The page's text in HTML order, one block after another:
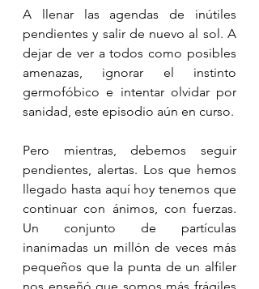
A llenar las agendas de inútiles
pendientes y salir de nuevo al sol. A
dejar de ver a todos como posibles
amenazas, ignorar el instinto
germofóbico e intentar olvidar por
sanidad, este episodio aún en curso.
Pero mientras, debemos seguir
pendientes, alertas. Los que hemos
llegado hasta aquí hoy tenemos que
continuar con ánimos, con fuerzas.
Un conjunto de partículas
inanimadas un millón de veces más
pequeños que la punta de un alfiler